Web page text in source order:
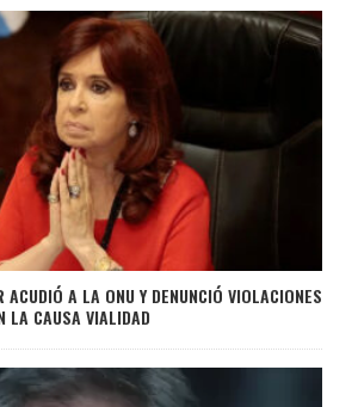
A LA ONU Y DENUNCIÓ VIOLACIONES
LA CAUSA VIALIDAD